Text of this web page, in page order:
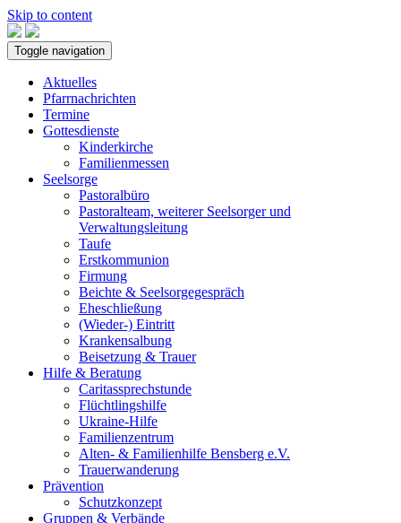
Skip to content
Toggle navigation
Aktuelles
Pfarrnachrichten
Termine
Gottesdienste
Kinderkirche
Familienmessen
Seelsorge
Pastoralbüro
Pastoralteam, weiterer Seelsorger und
Verwaltungsleitung
Taufe
Erstkommunion
Firmung
Beichte & Seelsorgegespräch
Eheschließung
(Wieder-) Eintritt
Krankensalbung
Beisetzung & Trauer
Hilfe & Beratung
Caritassprechstunde
Flüchtlingshilfe
Ukraine-Hilfe
Familienzentrum
Alten- & Familienhilfe Bensberg e.V.
Trauerwanderung
Prävention
Schutzkonzept
Gruppen & Verbände